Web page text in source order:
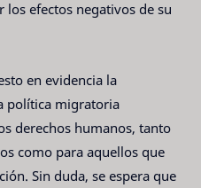
efectos negativos de su
en evidencia la
política migratoria
derechos humanos, tanto
como para aquellos que
Sin duda, se espera que